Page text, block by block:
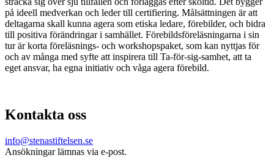
på ideell medverkan och leder till certifiering. Målsättningen är att
deltagarna skall kunna agera som etiska ledare, förebilder, och bidra
till positiva förändringar i samhället. Förebildsföreläsningarna i sin
tur är korta föreläsnings- och workshopspaket, som kan nyttjas för
och av många med syfte att inspirera till Ta-för-sig-samhet, att ta
eget ansvar, ha egna initiativ och våga agera förebild.
Kontakta oss
info@stenastiftelsen.se
Ansökningar lämnas via e-post.